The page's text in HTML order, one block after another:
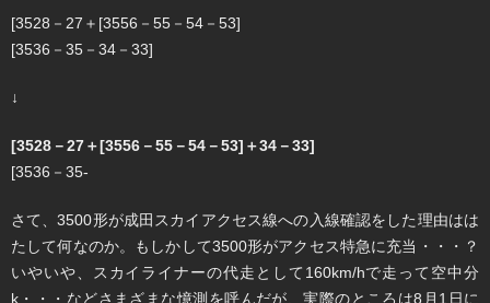
[3528－27＋[3556－55－54－53]
[3536－35－34－33]
↓
[3528－27＋[3556－55－54－53]＋34－33]
[3536－35-
さて、3500形が成田スカイアクセス線への入線確認をした理由はは
たして何なのか。もしかして3500形がアクセス特急に充当・・・？
いやいや、スカイライナーの代走として160km/hで走って空中分
k・・・などさまざまな憶測を呼んだが、実際のところは8月1日に